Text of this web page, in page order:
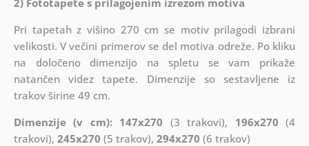
Pri tapetah z višino 270 cm se motiv prilagodi izbrani
velikosti. V večini primerov se del motiva odreže. Po kliku
na določeno dimenzijo na spletu se vam prikaže
natančen videz tapete. Dimenzije so sestavljene iz
trakov širine 49 cm.
Dimenzije (v cm): 147x270 (3 trakovi), 196x270 (4
trakovi), 245x270 (5 trakov), 294x270 (6 trakov)